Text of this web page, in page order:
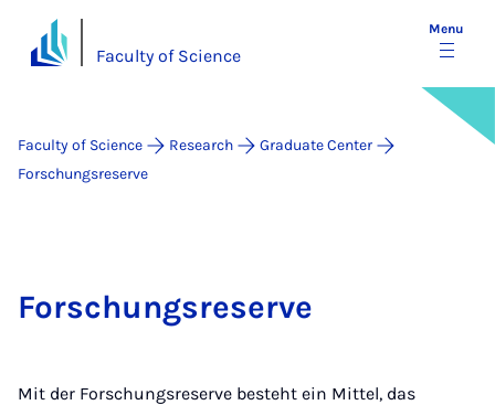
Faculty of Science
Menu
Faculty of Science Research
Graduate Center
Forschungsreserve
Forschungsreserve
Mit der Forschungsreserve besteht ein Mittel, das